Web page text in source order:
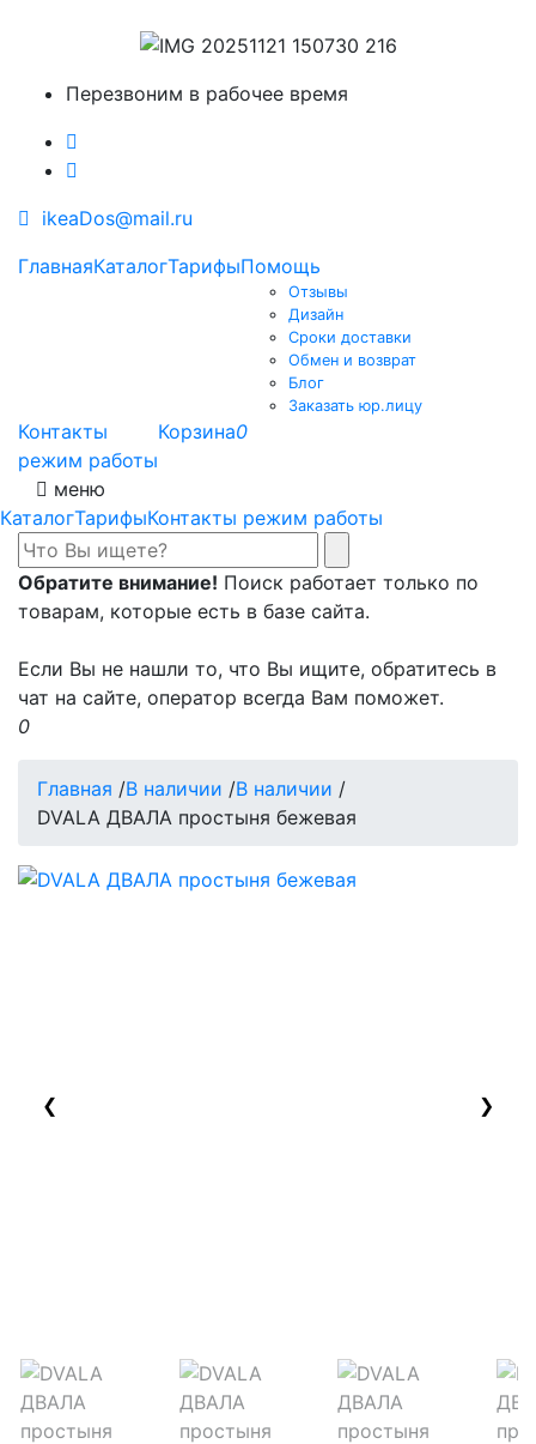
Перезвоним в рабочее время
ikeaDos@mail.ru
ГлавнаяКаталогТарифыПомощь
Отзывы
Дизайн
Сроки доставки
Обмен и возврат
Блог
Заказать юр.лицу
Контакты
режим работы
Корзина0
меню
КаталогТарифыКонтакты режим работы
Обратите внимание! Поиск работает только по
товарам, которые есть в базе сайта.
Если Вы не нашли то, что Вы ищите, обратитесь в
чат на сайте, оператор всегда Вам поможет.
0
Главная /В наличии /В наличии /
DVALA ДВАЛА простыня бежевая
❮ ❯